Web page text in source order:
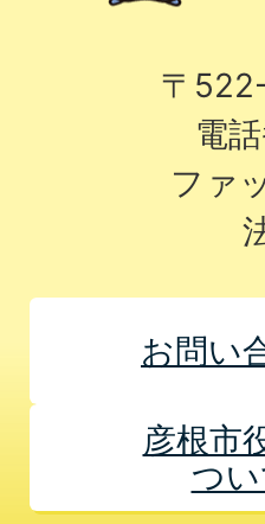
〒
電
ファ
お問い
彦根市
つ